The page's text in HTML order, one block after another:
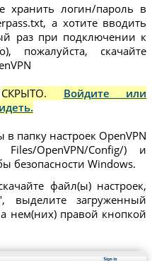
хранить логин/пароль в
а хотите вводить
раз при подключении к
пожалуйста, скачайте
СКРЫТО. Войдите или
папку настроек OpenVPN
OpenVPN/Config/) и
безопасности Windows.
файл(ы) настроек,
выделите загруженный
нем(них) правой кнопкой